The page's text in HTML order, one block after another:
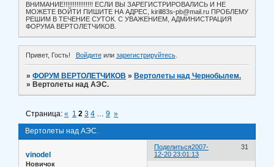
ВНИМАНИЕ!!!!!!!!!!!!!!!! ЕСЛИ ВЫ ЗАРЕГИСТРИРОВАЛИСЬ И НЕ
МОЖЕТЕ ВОЙТИ ПИШИТЕ НА АДРЕС, kirill83s-pb@mail.ru ПРОБЛЕМУ
РЕШИМ В ТЕЧЕНИЕ СУТОК. С УВАЖЕНИЕМ, АДМИНИСТРАЦИЯ
ФОРУМА ВЕРТОЛЕТЧИКОВ.
Привет, Гость! Войдитеили зарегистрируйтесь.
»ФОРУМ ВЕРТОЛЕТЧИКОВ » Вертолеты над Чернобылем.
» Вертолеты над АЭС.
Вертолеты над АЭС.
Страница:« 1 2 3 4 … 9 »
Поделиться 31
2007-
12-20 23:01:13
vinodel
Новичок